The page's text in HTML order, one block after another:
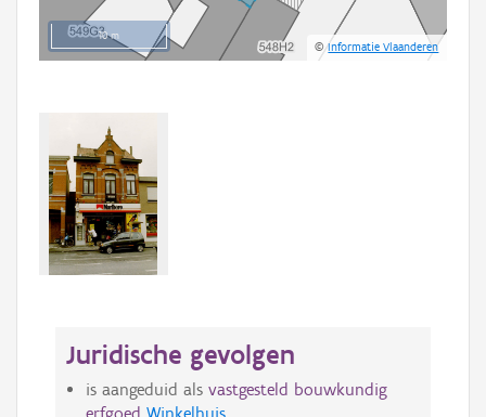
10 m
©Informatie Vlaanderen
Juridische gevolgen
is aangeduid als vastgesteld bouwkundig